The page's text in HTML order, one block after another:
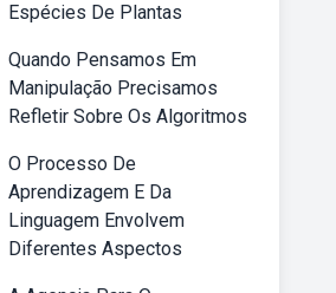
Espécies De Plantas
Quando Pensamos Em
Manipulação Precisamos
Refletir Sobre Os Algoritmos
O Processo De
Aprendizagem E Da
Linguagem Envolvem
Diferentes Aspectos